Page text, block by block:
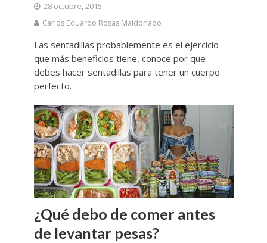
28 octubre, 2015
Carlos Eduardo Rosas Maldonado
Las sentadillas probablemente es el ejercicio
que más beneficios tiene, conoce por que
debes hacer sentadillas para tener un cuerpo
perfecto.
¿Qué debo de comer antes
de levantar pesas?